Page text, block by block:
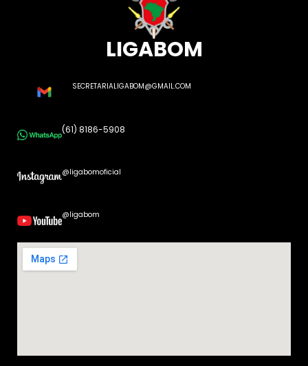
LIGABOM
SECRETARIALIGABOM@GMAIL.COM
(61) 8186-5908
@ligabomoficial
@ligabom